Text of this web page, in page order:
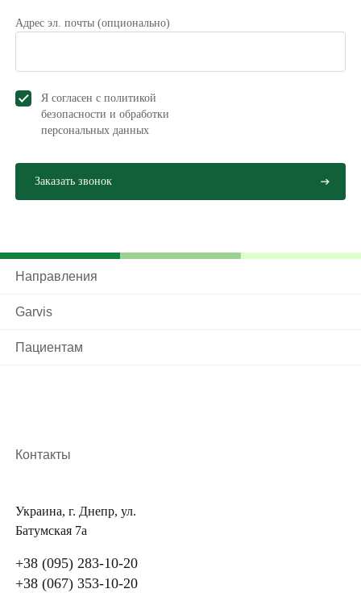
Адрес эл. почты (опционально)
Я согласен с политикой
безопасности и обработки
персональных данных
Направления
Garvis
Пациентам
Контакты
Украина, г. Днепр, ул.
Батумская 7а
+38 (095) 283-10-20
+38 (067) 353-10-20